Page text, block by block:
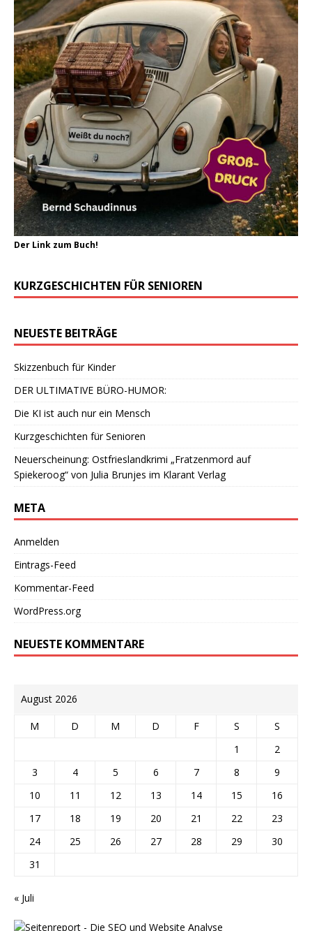
Der Link zum Buch!
KURZGESCHICHTEN FÜR SENIOREN
NEUESTE BEITRÄGE
Skizzenbuch für Kinder
DER ULTIMATIVE BÜRO-HUMOR:
Die KI ist auch nur ein Mensch
Kurzgeschichten für Senioren
Neuerscheinung: Ostfrieslandkrimi „Fratzenmord auf
Spiekeroog“ von Julia Brunjes im Klarant Verlag
META
Anmelden
Eintrags-Feed
Kommentar-Feed
WordPress.org
NEUESTE KOMMENTARE
August 2026
M D M D F S
S
1
2
3
4 5 6 7 8
9
10
11 12 13 14 15
16
17
18 19 20 21 22
23
24
25 26 27 28 29
30
31
« Juli